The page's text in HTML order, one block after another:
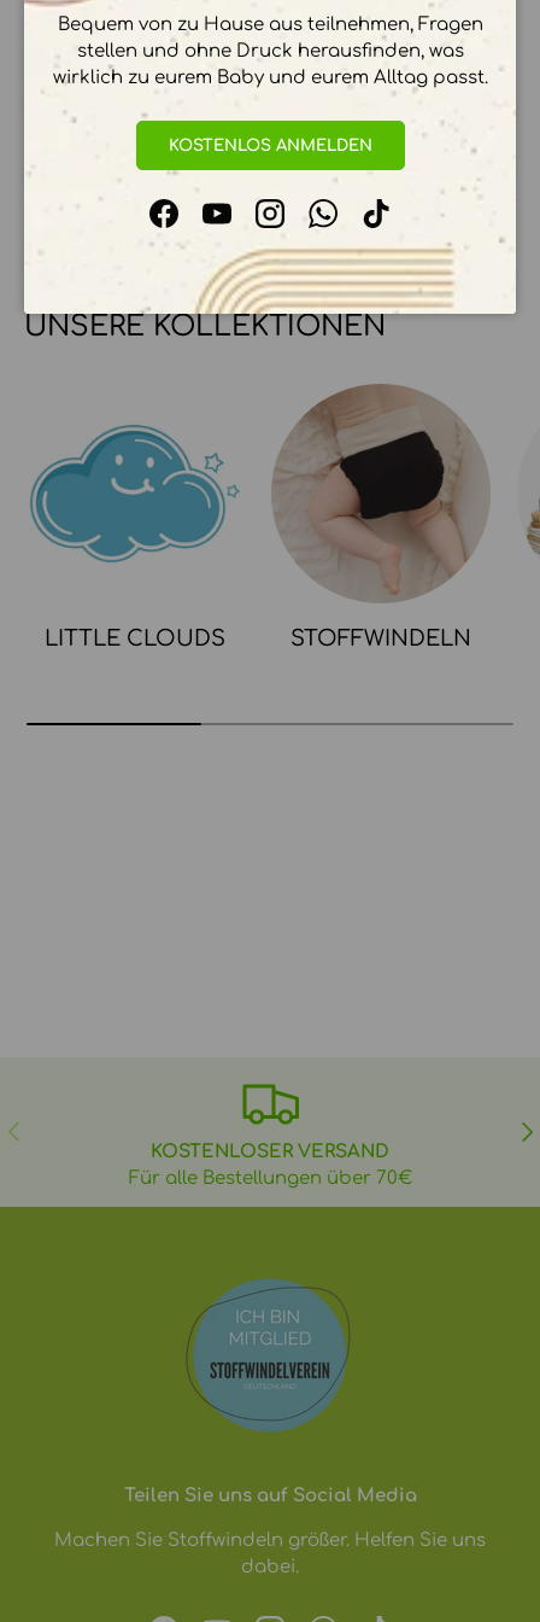
Ihre Zahlungsinformationen werden sicher
verarbeitet. Wir speichern keine
Kreditkartendetails.
UNSERE KOLLEKTIONEN
LITTLE CLOUDS STOFFWINDELN
Bequem von zu Hause aus teilnehmen, Fragen
stellen und ohne Druck herausfinden, was
wirklich zu eurem Baby und eurem Alltag passt.
KOSTENLOS ANMELDEN
FacebookYouTubeInstagramWhatsApp
TikTok
VORHERIGE
KOSTENLOSER VERSAND
Für alle Bestellungen über 70€
Teilen Sie uns auf Social Media
Machen Sie Stoffwindeln größer. Helfen Sie uns
dabei.